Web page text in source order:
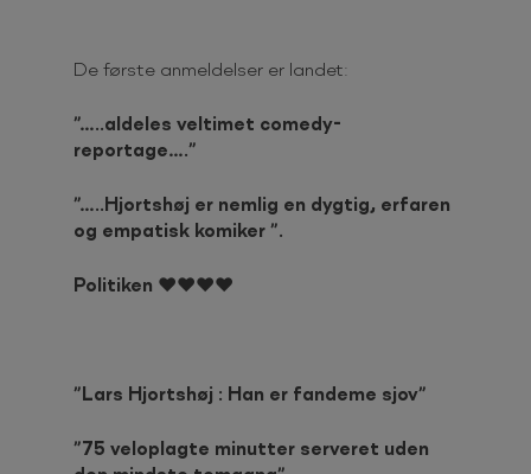
De første anmeldelser er landet:
”…..aldeles veltimet comedy-
reportage….”
”…..Hjortshøj er nemlig en dygtig, erfaren
og empatisk komiker ”.
Politiken ❤❤❤❤
”Lars Hjortshøj : Han er fandeme sjov”
”75 veloplagte minutter serveret uden